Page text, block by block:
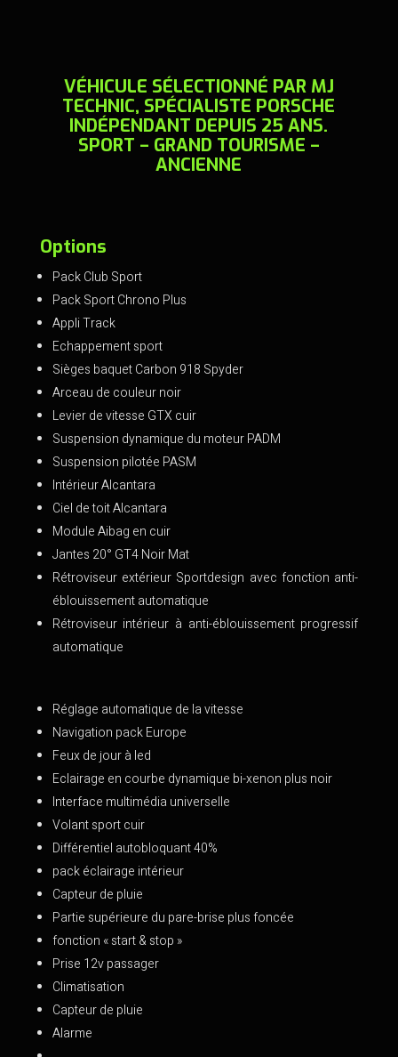
VÉHICULE SÉLECTIONNÉ PAR MJ
TECHNIC, SPÉCIALISTE PORSCHE
INDÉPENDANT DEPUIS 25 ANS.
SPORT – GRAND TOURISME –
ANCIENNE
Options
Pack Club Sport
Pack Sport Chrono Plus
Appli Track
Echappement sport
Sièges baquet Carbon 918 Spyder
Arceau de couleur noir
Levier de vitesse GTX cuir
Suspension dynamique du moteur PADM
Suspension pilotée PASM
Intérieur Alcantara
Ciel de toit Alcantara
Module Aibag en cuir
Jantes 20° GT4 Noir Mat
Rétroviseur extérieur Sportdesign avec fonction anti-
éblouissement automatique
Rétroviseur intérieur à anti-éblouissement progressif
automatique
Réglage automatique de la vitesse
Navigation pack Europe
Feux de jour à led
Eclairage en courbe dynamique bi-xenon plus noir
Interface multimédia universelle
Volant sport cuir
Différentiel autobloquant 40%
pack éclairage intérieur
Capteur de pluie
Partie supérieure du pare-brise plus foncée
fonction « start & stop »
Prise 12v passager
Climatisation
Capteur de pluie
Alarme